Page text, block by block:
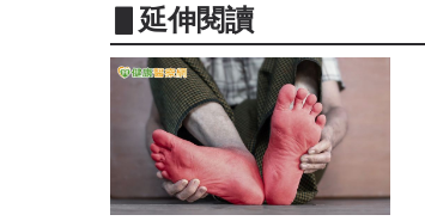
▋延伸閱讀